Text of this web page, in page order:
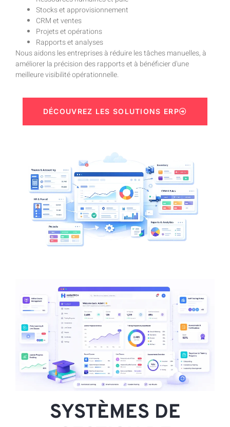
Stocks et approvisionnement
CRM et ventes
Projets et opérations
Rapports et analyses
Nous aidons les entreprises à réduire les tâches manuelles, à
améliorer la précision des rapports et à bénéficier d'une
meilleure visibilité opérationnelle.
DÉCOUVREZ LES SOLUTIONS ERP
SYSTÈMES DE